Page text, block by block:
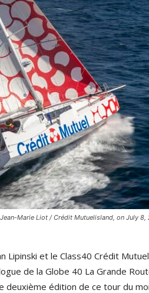
Marie Liot / Crédit Mutuelisland, on July
Lipinski et le Class40 Crédit
de la Globe 40 La Grande
édition de ce tour du